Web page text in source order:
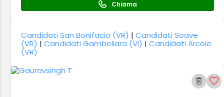
Chiama
Candidati San Bonifacio (VR) |Candidati Soave
(VR) |Candidati Gambellara (VI) |Candidati Arcole
(VR)